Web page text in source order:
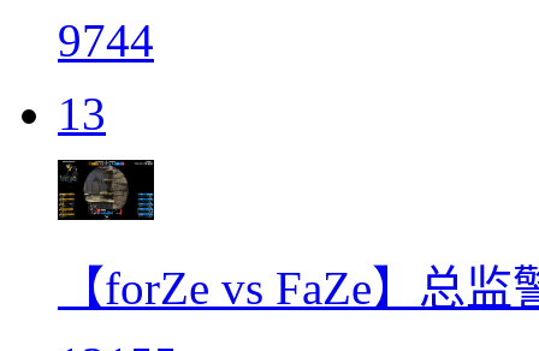
9744
13
【forZe vs FaZe】总